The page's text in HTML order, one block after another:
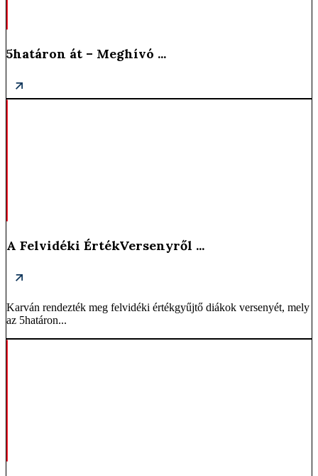
5határon át – Meghívó ...
A Felvidéki ÉrtékVersenyről ...
Karván rendezték meg felvidéki értékgyűjtő diákok versenyét, mely
az 5határon...